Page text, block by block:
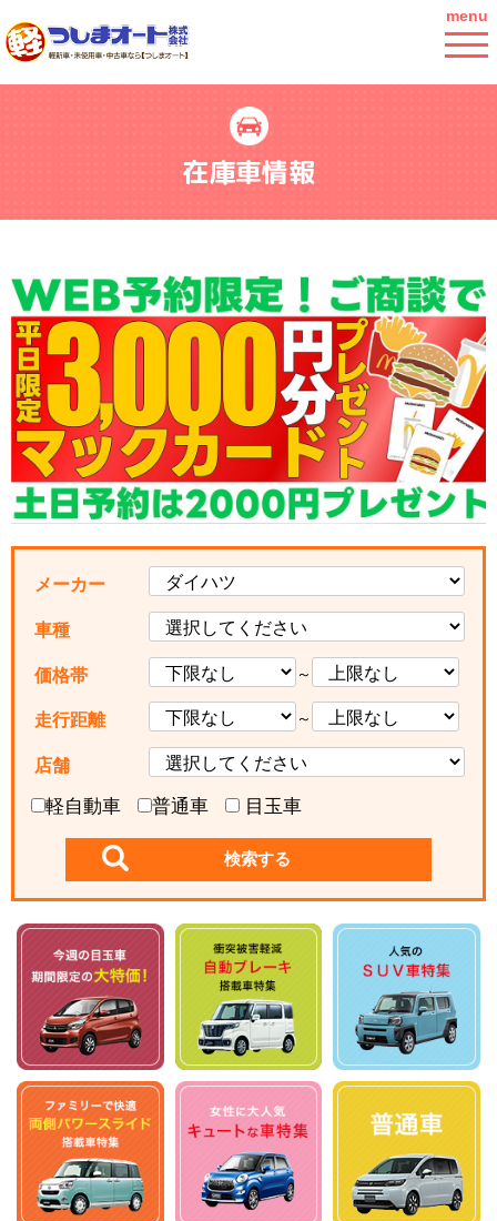
menu
在庫車情報
メーカー
車種
価格帯 ～
走行距離 ～
店舗
軽自動車 普通車 目玉車